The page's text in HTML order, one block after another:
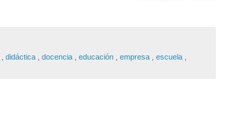
didáctica docencia educación empresa escuela